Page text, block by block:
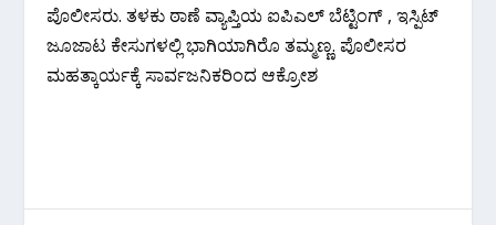
ಪೊಲೀಸರು. ತಳಕು ಠಾಣೆ ವ್ಯಾಪ್ತಿಯ ಐಪಿಎಲ್ ಬೆಟ್ಟಿಂಗ್ , ಇಸ್ಪಿಟ್
ಜೂಜಾಟ ಕೇಸುಗಳಲ್ಲಿ ಭಾಗಿಯಾಗಿರೊ ತಮ್ಮಣ್ಣ. ಪೊಲೀಸರ
ಮಹತ್ಕಾರ್ಯಕ್ಕೆ ಸಾರ್ವಜನಿಕರಿಂದ ಆಕ್ರೋಶ